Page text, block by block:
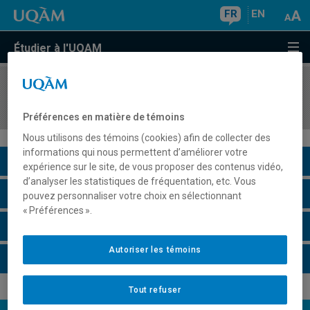
FR EN
Étudier à l'UQAM
COURS//
Description du cours
Horaire - Été 2026
Préférences en matière de témoins
Nous utilisons des témoins (cookies) afin de collecter des
informations qui nous permettent d’améliorer votre
expérience sur le site, de vous proposer des contenus vidéo,
d’analyser les statistiques de fréquentation, etc. Vous
pouvez personnaliser votre choix en sélectionnant
« Préférences ».
Tout refuser
Autoriser les témoins